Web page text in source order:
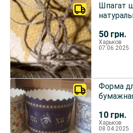
50 грн.
Шпагат
Харьков
07.06.2025
10 грн.
Форма
Харьков
08.04.2025